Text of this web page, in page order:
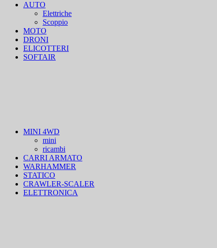
AUTO
Elettriche
Scoppio
MOTO
DRONI
ELICOTTERI
SOFTAIR
MINI 4WD
mini
ricambi
CARRI ARMATO
WARHAMMER
STATICO
CRAWLER-SCALER
ELETTRONICA